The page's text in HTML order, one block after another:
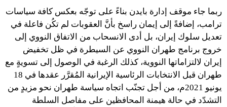
ربما جاء موقف إدارة بايدن بناءً على توجّه بعكس كافة سياسات
ترامب، إضافةً إلى إيمان راسخ بأنَّ العقوبات لم تكُن فاعلة في
تعديل سلوك إيران، بل أدى الانسحاب من الاتفاق النووي إلى
خروج برنامج طهران النووي عن السيطرة في ظل تخفيض
إيران لالتزاماتها النووية، كذلك الرغبة في الوصول إلى تسويةٍ مع
طهران قبل الانتخابات الرئاسية الإيرانية المُقرَّر عقدها في 18
يونيو 2021م، من أجل تجنّب اتجاه سياسة طهران نحو مزيدٍ من
التشدّد في حالة هيمنة المحافظين على مفاصل السلطة